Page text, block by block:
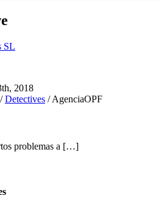
SL
2018
/Detectives / AgenciaOPF
problemas a […]